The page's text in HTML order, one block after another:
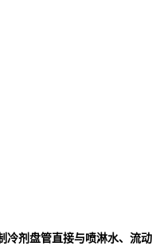
冷剂盘管直接与喷淋水、流动